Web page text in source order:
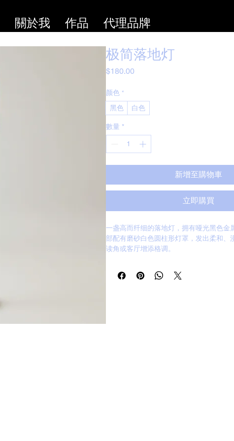
關於我 作品 代理品牌
极简落地灯
$180.00
颜色 *
黑色
白色
數量 *
新增至購物車
立即購買
一盏高而纤细的落地灯，拥有哑光黑色金
部配有磨砂白色圆柱形灯罩，发出柔和、
读角或客厅增添格调。